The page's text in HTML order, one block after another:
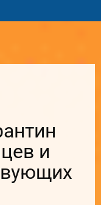
и